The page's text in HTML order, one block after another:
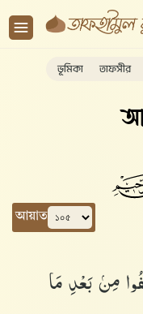
ভূমিকা তাফসীর
আয়াত
مِنۢ بَعْدِ مَا